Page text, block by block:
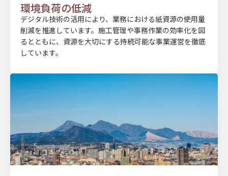
環境負荷の低減
デジタル技術の活用により、業務における紙資源の使用量
削減を推進しています。施工管理や事務作業の効率化を図
るとともに、資源を大切にする持続可能な事業運営を徹底
しています。